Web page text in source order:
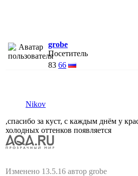
grobe
Посетитель
83 66
Nikov
,спасибо за куст, с каждым днём у
холодных оттенков появляется
Изменено 13.5.16 автор grobe